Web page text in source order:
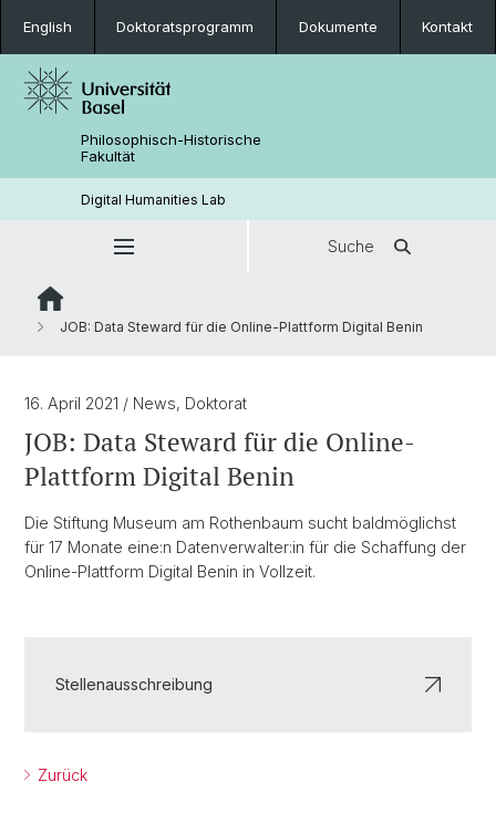
English Doktoratsprogramm Dokumente Kontakt
Philosophisch-Historische
Fakultät
Digital Humanities Lab
Suche
JOB: Data Steward für die Online-Plattform Digital Benin
16. April 2021 / News, Doktorat
JOB: Data Steward für die Online-
Plattform Digital Benin
Die Stiftung Museum am Rothenbaum sucht baldmöglichst
für 17 Monate eine:n Datenverwalter:in für die Schaffung der
Online-Plattform Digital Benin in Vollzeit.
Stellenausschreibung
Zurück